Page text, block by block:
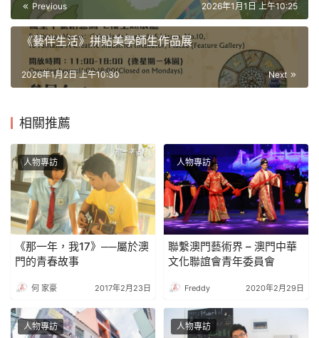
Previous 2026年1月1日 上午10:25
《藝伴生活》拼貼美學師生作品展
Next
2026年1月2日 上午10:30
相關推薦
人物專訪
《那一年，我17》──屬於澳
門的青春故事
何 家豪 2017年2月23日
人物專訪
聯繫澳門藝術界 – 澳門中華
文化聯誼會青年委員會
Freddy 2020年2月29日
人物專訪 人物專訪